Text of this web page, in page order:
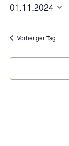
November
2024
01.11.2024
Vorheriger Tag